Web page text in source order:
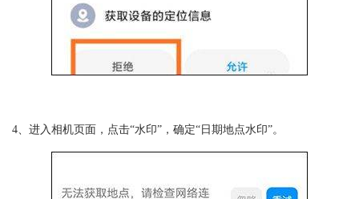
4、进入相机页面，点击“水印”，确定“日期地点水印”。